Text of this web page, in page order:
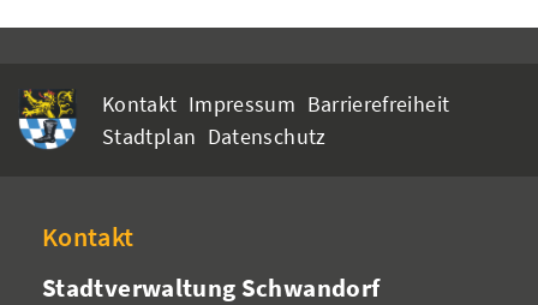
Kontakt Impressum Barrierefreiheit
Stadtplan Datenschutz
Kontakt
Stadtverwaltung Schwandorf